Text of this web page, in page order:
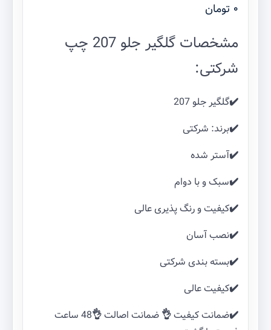
۰ تومان
مشخصات گلگیر جلو 207 چپ
شرکتی:
✔️گلگیر جلو 207
✔️برند: شرکتی
✔️آستر شده
✔️سبک و با دوام
✔️کیفیت و رنگ پذیری عالی
✔️نصب آسان
✔️بسته بندی شرکتی
✔️کیفیت عالی
✔️ضمانت کیفیت 👌 ضمانت اصالت 👌48 ساعت